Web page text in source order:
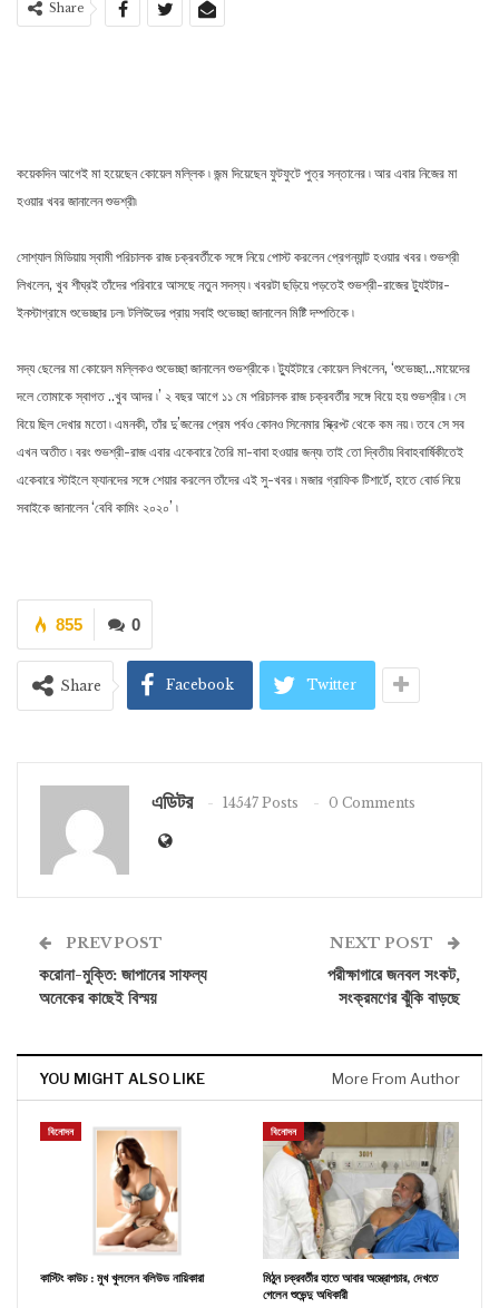
Share
কয়েকদিন আগেই মা হয়েছেন কোয়েল মল্লিক ৷ জন্ম দিয়েছেন ফুটফুটে পুত্র সন্তানের ৷ আর এবার নিজের মা
হওয়ার খবর জানালেন শুভশ্রী৷
সোশ্যাল মিডিয়ায় স্বামী পরিচালক রাজ চক্রবর্তীকে সঙ্গে নিয়ে পোস্ট করলেন প্রেগন্যান্ট হওয়ার খবর ৷ শুভশ্রী
লিখলেন, খুব শীঘ্রই তাঁদের পরিবারে আসছে নতুন সদস্য ৷ খবরটা ছড়িয়ে পড়তেই শুভশ্রী-রাজের ট্যুইটার-
ইনস্টাগ্রামে শুভেচ্ছার ঢল৷ টলিউডের প্রায় সবাই শুভেচ্ছা জানালেন মিষ্টি দম্পতিকে ৷
সদ্য ছেলের মা কোয়েল মল্লিকও শুভেচ্ছা জানালেন শুভশ্রীকে ৷ ট্যুইটারে কোয়েল লিখলেন, ‘শুভেচ্ছা…মায়েদের
দলে তোমাকে স্বাগত ..খুব আদর ৷’ ২ বছর আগে ১১ মে পরিচালক রাজ চক্রবর্তীর সঙ্গে বিয়ে হয় শুভশ্রীর ৷ সে
বিয়ে ছিল দেখার মতো ৷ এমনকী, তাঁর দু’জনের প্রেম পর্বও কোনও সিনেমার স্ক্রিপ্ট থেকে কম নয় ৷ তবে সে সব
এখন অতীত ৷ বরং শুভশ্রী-রাজ এবার একেবারে তৈরি মা-বাবা হওয়ার জন্য৷ তাই তো দ্বিতীয় বিবাহবার্ষিকীতেই
একেবারে স্টাইলে ফ্যানদের সঙ্গে শেয়ার করলেন তাঁদের এই সু-খবর ৷ মজার গ্রাফিক টিশার্টে, হাতে বোর্ড নিয়ে
সবাইকে জানালেন ‘বেবি কামিং ২০২০’ ৷
0
855
Share Facebook Twitter
এডিটর 14547 Posts 0 Comments
PREV POST
করোনা-মুক্তি: জাপানের সাফল্য
অনেকের কাছেই বিস্ময়
NEXT POST
পরীক্ষাগারে জনবল সংকট,
সংক্রমণের ঝুঁকি বাড়ছে
YOU MIGHT ALSO LIKE More From Author
বিনোদন
কাস্টিং কাউচ : মুখ খুললেন বলিউড নায়িকারা
বিনোদন
মিঠুন চক্রবর্তীর হাতে আবার অস্ত্রোপচার, দেখতে
গেলেন শুভেন্দু অধিকারী